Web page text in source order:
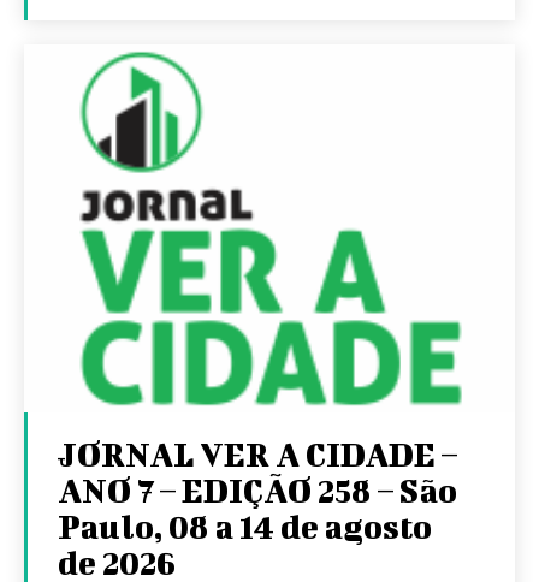
JORNAL VER A CIDADE –
ANO 7 – EDIÇÃO 258 – São
Paulo, 08 a 14 de agosto
de 2026